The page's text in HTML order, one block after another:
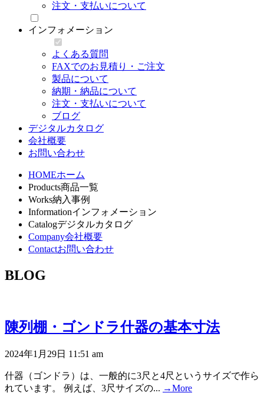
注文・支払いについて
インフォメーション
よくある質問
FAXでのお見積り・ご注文
製品について
納期・納品について
注文・支払いについて
ブログ
デジタルカタログ
会社概要
お問い合わせ
HOMEホーム
Products商品一覧
Works納入事例
Informationインフォメーション
Catalogデジタルカタログ
Company会社概要
Contactお問い合わせ
BLOG
陳列棚・ゴンドラ什器の基本寸法
2024年1月29日 11:51 am
什器（ゴンドラ）は、一般的に3尺と4尺というサイズで作ら
れています。 例えば、3尺サイズの... →More